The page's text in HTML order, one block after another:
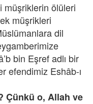
müşriklerin ölüleri
müşrikleri
dil
bin Eşref adlı bir
efendimiz Eshâb-ı
Çünkü o, Allah ve